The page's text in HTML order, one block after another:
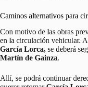
Caminos alternativos para
Con motivo de las obras
en la circulación vehicular.
García Lorca, se deberá
Martín de Gainza.
Allí, se podrá continuar